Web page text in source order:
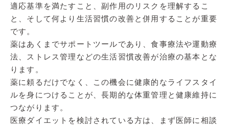
適応基準を満たすこと、副作用のリスクを理解するこ
と、そして何より生活習慣の改善と併用することが重要
です。
薬はあくまでサポートツールであり、食事療法や運動療
法、ストレス管理などの生活習慣改善が治療の基本とな
ります。
薬に頼るだけでなく、この機会に健康的なライフスタイ
ルを身につけることが、長期的な体重管理と健康維持に
つながります。
医療ダイエットを検討されている方は、まず医師に相談